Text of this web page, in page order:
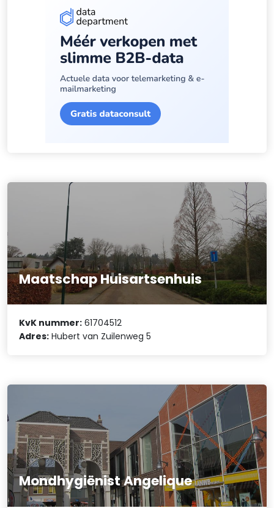
Maatschap Huisartsenhuis
KvK nummer: 61704512
Adres: Hubert van Zuilenweg 5
Mondhygiënist Angelique